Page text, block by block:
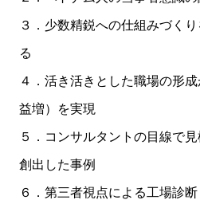
３．少数精鋭への仕組みづく
る
４．活き活きとした職場の形
益増）を実現
５．コンサルタントの目線で
創出した事例
６．第三者視点による工場診断